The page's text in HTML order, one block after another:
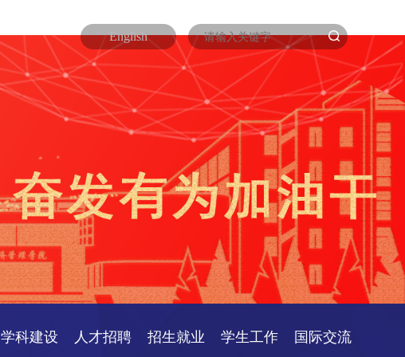
English
学科建设 人才招聘 招生就业 学生工作 国际交流